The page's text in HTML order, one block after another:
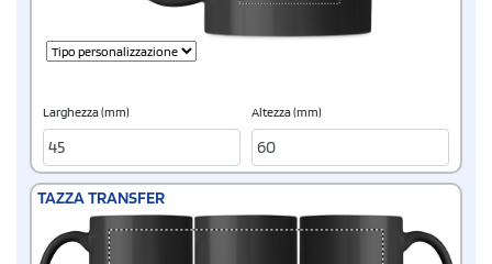
Larghezza (mm) Altezza (mm)
TAZZA TRANSFER